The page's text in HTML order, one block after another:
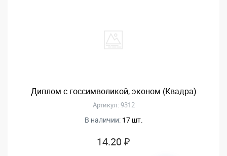
Диплом с госсимволикой, эконом (Квадра)
Артикул: 9312
В наличии: 17 шт.
14.20 ₽